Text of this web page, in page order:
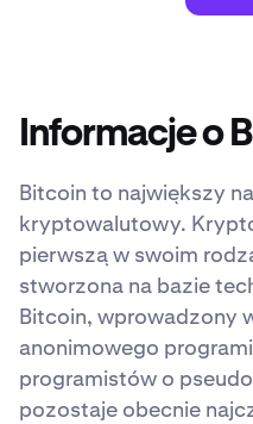
Informacje o
Bitcoin to największy
kryptowalutowy.
pierwszą w swoim
stworzona na bazie
Bitcoin, wprowadzony
anonimowego
programistów o
pozostaje obecnie